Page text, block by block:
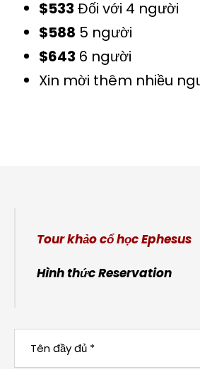
$533 Đối với 4 người
$588 5 người
$643 6 người
Xin mời thêm nhiều
Tour khảo cổ học Ephesus
Hình thức Reservation